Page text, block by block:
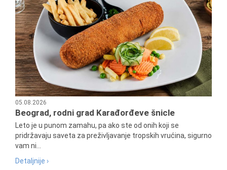
05.08.2026
Beograd, rodni grad Karađorđeve šnicle
Leto je u punom zamahu, pa ako ste od onih koji se
pridržavaju saveta za preživljavanje tropskih vrućina, sigurno
vam ni...
Detaljnije ›